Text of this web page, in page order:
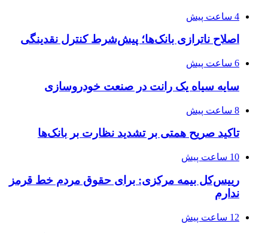
4 ساعت پیش
اصلاح ناترازی بانک‌ها؛ پیش‌شرط کنترل نقدینگی
6 ساعت پیش
سایه سیاه یک رانت در صنعت خودروسازی
8 ساعت پیش
تاکید صریح همتی بر تشدید نظارت بر بانک‌ها
10 ساعت پیش
رییس‌کل بیمه مرکزی: برای حقوق مردم خط قرمز
ندارم
12 ساعت پیش